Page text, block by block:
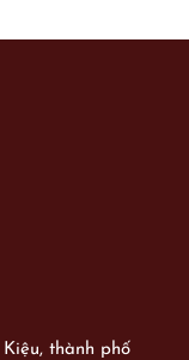
thành phố